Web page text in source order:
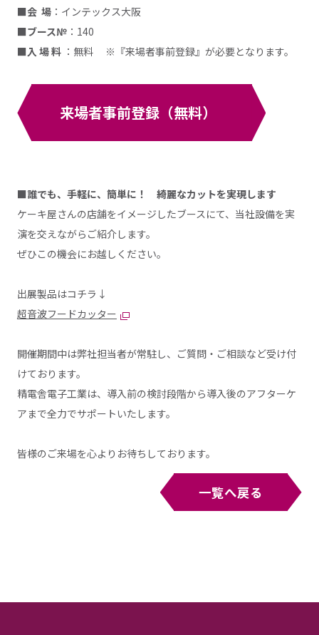
■会 場：インテックス大阪
■ブース№：140
■入 場 料：無料 ※『来場者事前登録』が必要となります。
来場者事前登録（無料）
■誰でも、手軽に、簡単に！ 綺麗なカットを実現します
ケーキ屋さんの店舗をイメージしたブースにて、当社設備を実
演を交えながらご紹介します。
ぜひこの機会にお越しください。
出展製品はコチラ↓
超音波フードカッター
開催期間中は弊社担当者が常駐し、ご質問・ご相談など受け付
けております。
精電舎電子工業は、導入前の検討段階から導入後のアフターケ
アまで全力でサポートいたします。
皆様のご来場を心よりお待ちしております。
一覧へ戻る